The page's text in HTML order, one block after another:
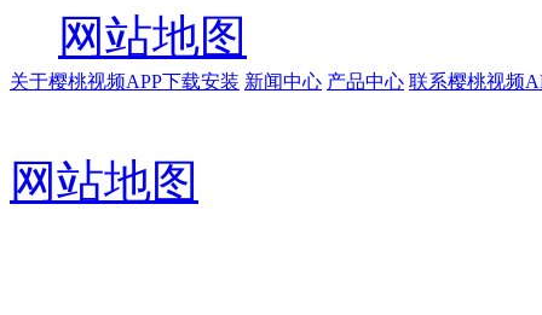
网站地图
关于樱桃视频APP下载安装 新闻中心 产品中心 联系樱桃视频
网站地图